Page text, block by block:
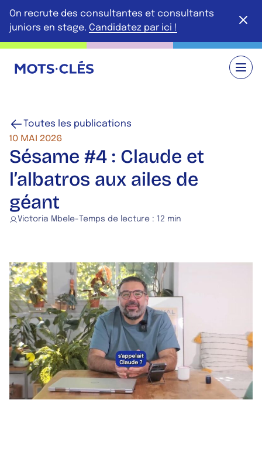
Aller au contenu principal
On recrute des consultantes et consultants
juniors en stage. Candidatez par ici !
Retour à l'accueil
Toutes les publications
10 MAI 2026
Sésame #4 : Claude et
l’albatros aux ailes de
géant
Victoria Mbele- Temps de lecture : 12 min